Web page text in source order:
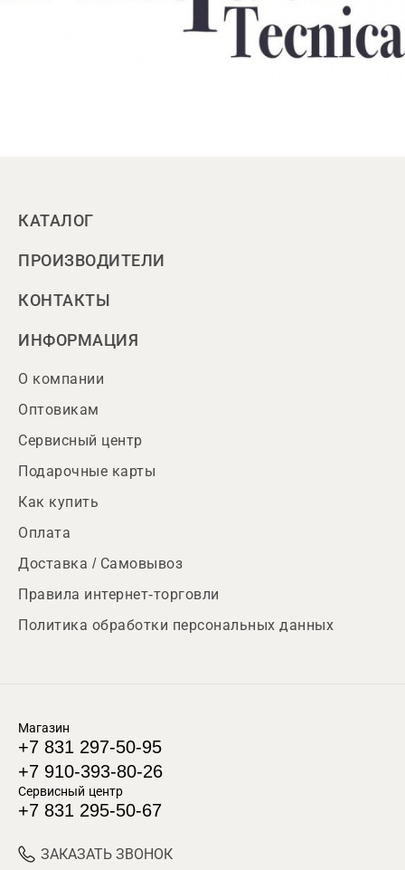
КАТАЛОГ
ПРОИЗВОДИТЕЛИ
КОНТАКТЫ
ИНФОРМАЦИЯ
О компании
Оптовикам
Сервисный центр
Подарочные карты
Как купить
Оплата
Доставка / Самовывоз
Правила интернет-торговли
Политика обработки персональных данных
Магазин
+7 831 297-50-95
+7 910-393-80-26
Сервисный центр
+7 831 295-50-67
ЗАКАЗАТЬ ЗВОНОК